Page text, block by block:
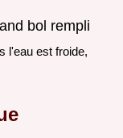
bol rempli
l'eau est froide,